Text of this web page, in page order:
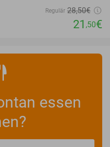
Regulär 28,50€
21 ,50€
essen